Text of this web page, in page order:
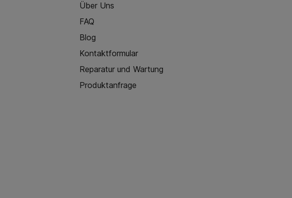
Über Uns
FAQ
Blog
Kontaktformular
Reparatur und Wartung
Produktanfrage